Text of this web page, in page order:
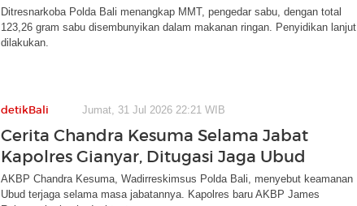
Ditresnarkoba Polda Bali menangkap MMT, pengedar sabu, dengan total
123,26 gram sabu disembunyikan dalam makanan ringan. Penyidikan lanjut
dilakukan.
detikBali Jumat, 31 Jul 2026 22:21 WIB
Cerita Chandra Kesuma Selama Jabat
Kapolres Gianyar, Ditugasi Jaga Ubud
AKBP Chandra Kesuma, Wadirreskimsus Polda Bali, menyebut keamanan
Ubud terjaga selama masa jabatannya. Kapolres baru AKBP James